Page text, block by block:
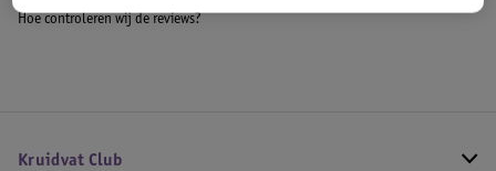
Hoe controleren wij de reviews?
Kruidvat Club